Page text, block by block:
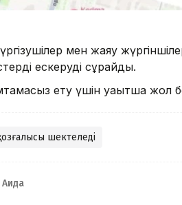
мен жаяу
ескеруді сұрайды.
ету үшін уақытша
шектеледі